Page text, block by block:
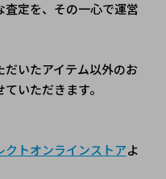
定を、その一心で運営
いたアイテム以外のお
いただきます。
クトオンラインストアよ